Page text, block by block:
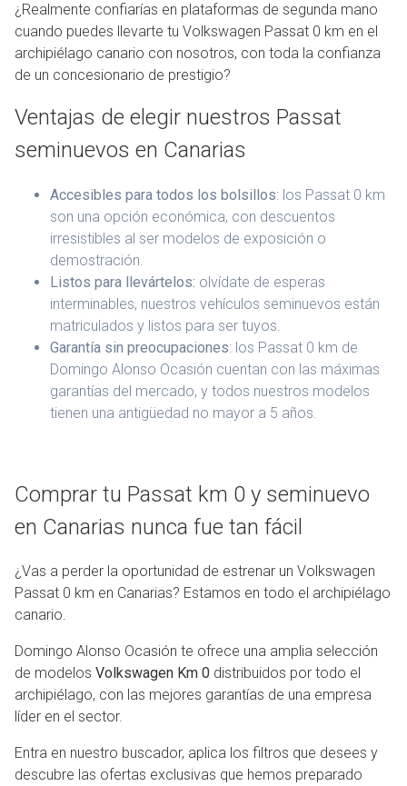
¿Realmente confiarías en plataformas de segunda mano
cuando puedes llevarte tu Volkswagen Passat 0 km en el
archipiélago canario con nosotros, con toda la confianza
de un concesionario de prestigio?
Ventajas de elegir nuestros Passat
seminuevos en Canarias
Accesibles para todos los bolsillos: los Passat 0 km
son una opción económica, con descuentos
irresistibles al ser modelos de exposición o
demostración.
Listos para llevártelos: olvídate de esperas
interminables, nuestros vehículos seminuevos están
matriculados y listos para ser tuyos.
Garantía sin preocupaciones: los Passat 0 km de
Domingo Alonso Ocasión cuentan con las máximas
garantías del mercado, y todos nuestros modelos
tienen una antigüedad no mayor a 5 años.
Comprar tu Passat km 0 y seminuevo
en Canarias nunca fue tan fácil
¿Vas a perder la oportunidad de estrenar un Volkswagen
Passat 0 km en Canarias? Estamos en todo el archipiélago
canario.
Domingo Alonso Ocasión te ofrece una amplia selección
de modelos Volkswagen Km 0 distribuidos por todo el
archipiélago, con las mejores garantías de una empresa
líder en el sector.
Entra en nuestro buscador, aplica los filtros que desees y
descubre las ofertas exclusivas que hemos preparado